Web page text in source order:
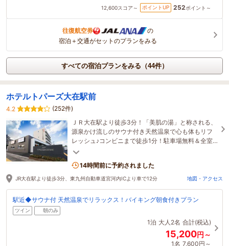
12,600スコア～ ポイントUP 252ポイント～
往復航空券
の
宿泊＋交通がセットのプランをみる
すべての宿泊プランをみる（44件）
ホテルトパーズ大在駅前
4.2
(252件)
ＪＲ大在駅より徒歩3分！「美肌の湯」と称される、
源泉かけ流しのサウナ付き天然温泉で心も体もリフ
レッシュ♪コンビニまで徒歩1分！駐車場無料＆全室
Wi-Fi完備！
14時間前に予約されました
JR大在駅より徒歩3分、東九州自動車道宮河内ICより車で12分 地図・アクセス
駅近◆サウナ付 天然温泉でリラックス！バイキング朝食付きプラン
ツイン 朝のみ
1泊 大人2名 合計(税込)
15,200円～
1名 7,600円～